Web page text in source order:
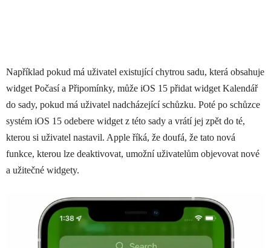
Například pokud má uživatel existující chytrou sadu, která obsahuje
widget Počasí a Připomínky, může iOS 15 přidat widget Kalendář
do sady, pokud má uživatel nadcházející schůzku. Poté po schůzce
systém iOS 15 odebere widget z této sady a vrátí jej zpět do té,
kterou si uživatel nastavil. Apple říká, že doufá, že tato nová
funkce, kterou lze deaktivovat, umožní uživatelům objevovat nové
a užitečné widgety.